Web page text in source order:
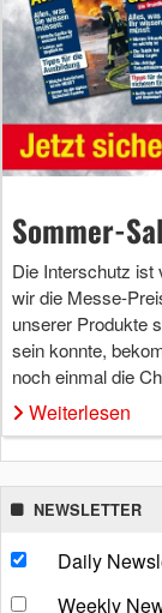
Sommer-
Die Interschutz ist
wir die Messe-
unserer Produkte
sein konnte,
noch einmal die
Weiterlesen
NEWSLETTER
Daily
Weekly